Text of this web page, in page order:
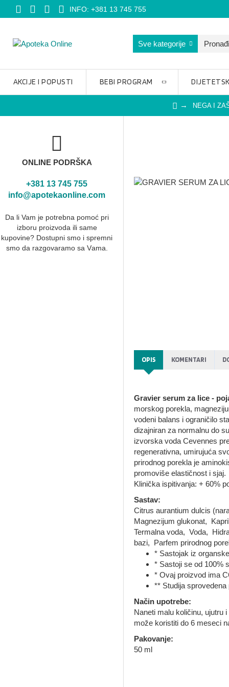
INFO: +381 13 745 755
Sve kategorije
AKCIJE I POPUSTI BEBI PROGRAM
NEGA I
ONLINE PODRŠKA
+381 13 745 755
info@apotekaonline.com
Da li Vam je potrebna pomoć pri
izboru proizvoda ili same
kupovine? Dostupni smo i spremni
smo dа rаzgovаrаmo sа Vаmа.
OPIS KOMENTARI
Gravier serum za lice -
morskog porekla,
vodeni balans i ograničilo
dizajniran za normalnu do
izvorska voda Cevennes
regenerativna, umirujuća
prirodnog porekla je
promoviše elastičnost i sjaj.
Klinička ispitivanja: + 60%
Sastav:
Citrus aurantium dulcis
Magnezijum glukonat,
Termalna voda, Voda,
bazi, Parfem prirodnog
* Sastojak iz
* Sastoji se od 100%
* Ovaj proizvod ima
** Studija
Način upotrebe:
Naneti malu količinu, ujutru
može koristiti do 6 meseci
Pakovanje:
50 ml